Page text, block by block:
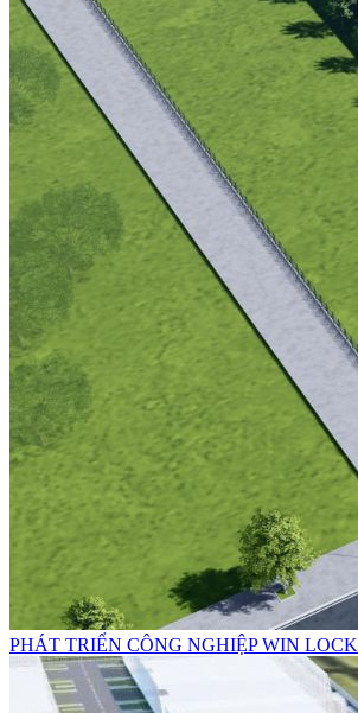
PHÁT TRIỂN CÔNG NGHIỆP WIN